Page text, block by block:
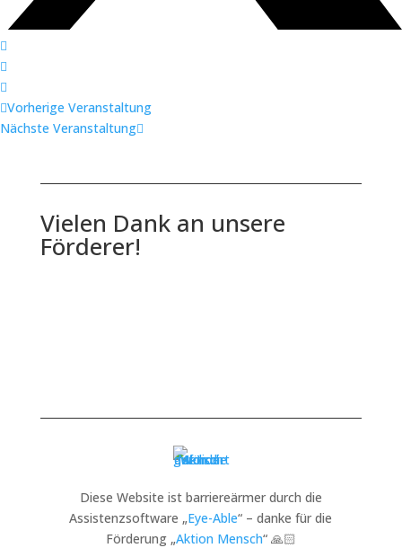
Vorherige Veranstaltung
Nächste Veranstaltung
Vielen Dank an unsere
Förderer!
Diese Website ist barriereärmer durch die
Assistenzsoftware „Eye-Able“ – danke für die
Förderung „Aktion Mensch“ 🙏🏻